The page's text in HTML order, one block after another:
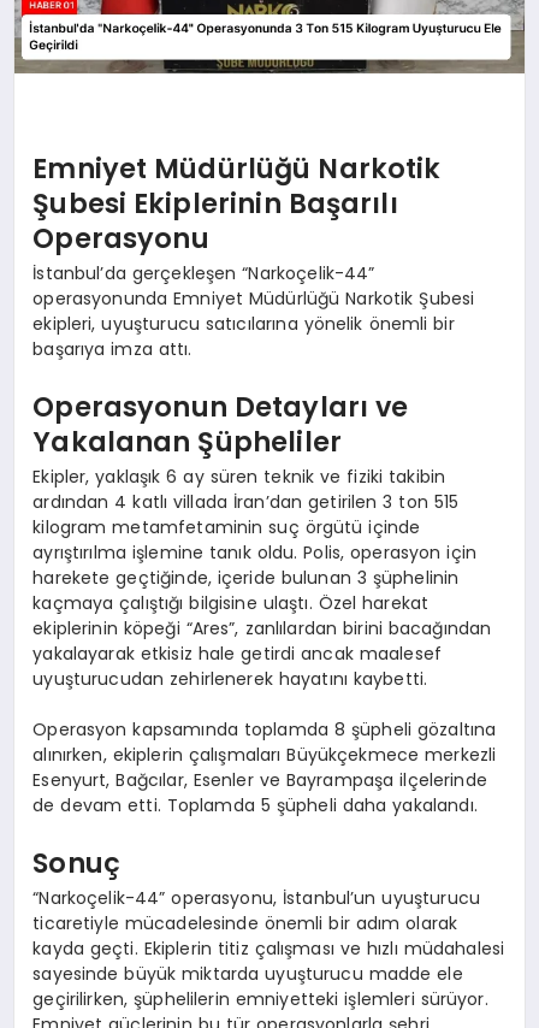
Emniyet Müdürlüğü Narkotik
Şubesi Ekiplerinin Başarılı
Operasyonu
İstanbul’da gerçekleşen “Narkoçelik-44”
operasyonunda Emniyet Müdürlüğü Narkotik Şubesi
ekipleri, uyuşturucu satıcılarına yönelik önemli bir
başarıya imza attı.
Operasyonun Detayları ve
Yakalanan Şüpheliler
Ekipler, yaklaşık 6 ay süren teknik ve fiziki takibin
ardından 4 katlı villada İran’dan getirilen 3 ton 515
kilogram metamfetaminin suç örgütü içinde
ayrıştırılma işlemine tanık oldu. Polis, operasyon için
harekete geçtiğinde, içeride bulunan 3 şüphelinin
kaçmaya çalıştığı bilgisine ulaştı. Özel harekat
ekiplerinin köpeği “Ares”, zanlılardan birini bacağından
yakalayarak etkisiz hale getirdi ancak maalesef
uyuşturucudan zehirlenerek hayatını kaybetti.
Operasyon kapsamında toplamda 8 şüpheli gözaltına
alınırken, ekiplerin çalışmaları Büyükçekmece merkezli
Esenyurt, Bağcılar, Esenler ve Bayrampaşa ilçelerinde
de devam etti. Toplamda 5 şüpheli daha yakalandı.
Sonuç
“Narkoçelik-44” operasyonu, İstanbul’un uyuşturucu
ticaretiyle mücadelesinde önemli bir adım olarak
kayda geçti. Ekiplerin titiz çalışması ve hızlı müdahalesi
sayesinde büyük miktarda uyuşturucu madde ele
geçirilirken, şüphelilerin emniyetteki işlemleri sürüyor.